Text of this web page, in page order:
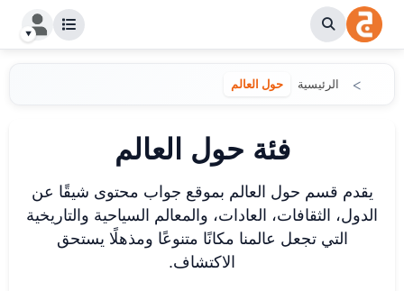
حول العالم الرئيسية
فئة حول العالم
يقدم قسم حول العالم بموقع جواب محتوى شيقًا عن
الدول، الثقافات، العادات، والمعالم السياحية والتاريخية
التي تجعل عالمنا مكانًا متنوعًا ومذهلًا يستحق
الاكتشاف.